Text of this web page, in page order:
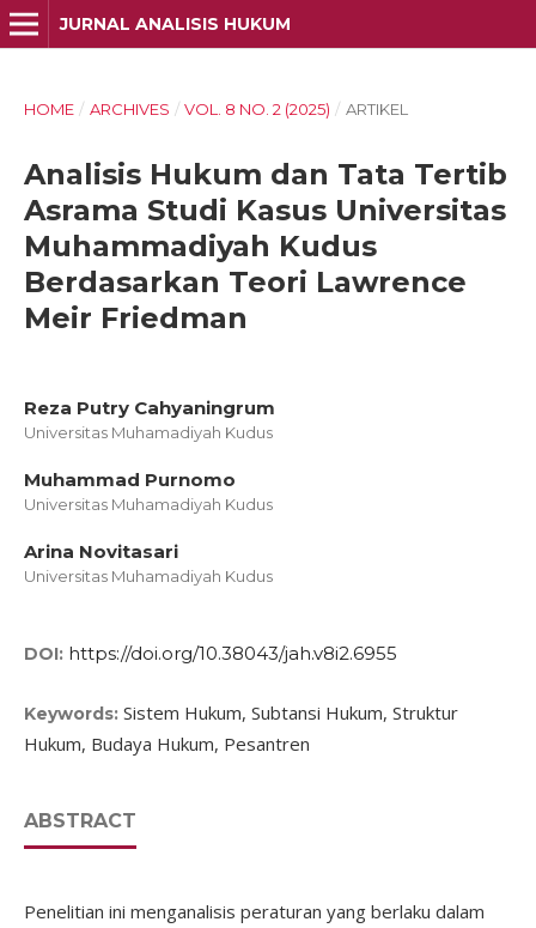
JURNAL ANALISIS HUKUM
HOME / ARCHIVES / VOL. 8 NO. 2 (2025) / ARTIKEL
Analisis Hukum dan Tata Tertib
Asrama Studi Kasus Universitas
Muhammadiyah Kudus
Berdasarkan Teori Lawrence
Meir Friedman
Reza Putry Cahyaningrum
Universitas Muhamadiyah Kudus
Muhammad Purnomo
Universitas Muhamadiyah Kudus
Arina Novitasari
Universitas Muhamadiyah Kudus
DOI: https://doi.org/10.38043/jah.v8i2.6955
Keywords: Sistem Hukum, Subtansi Hukum, Struktur
Hukum, Budaya Hukum, Pesantren
ABSTRACT
Penelitian ini menganalisis peraturan yang berlaku dalam